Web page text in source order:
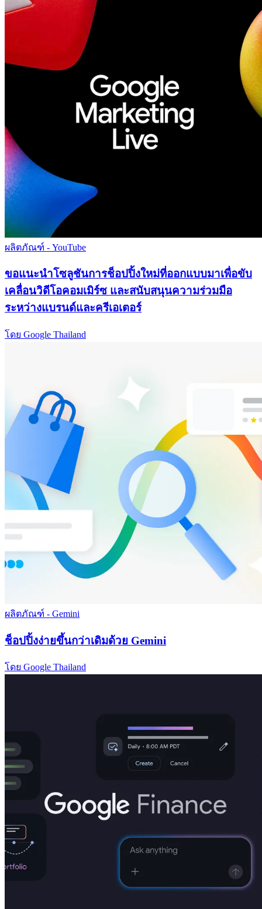
ผลิตภัณฑ์ - YouTube
ขอแนะนำโซลูชันการช็อปปิ้งใหม่ที่ออกแบบมาเพื่อขับ
เคลื่อนวิดีโอคอมเมิร์ซ และสนับสนุนความร่วมมือ
ระหว่างแบรนด์และครีเอเตอร์
โดย Google Thailand
ผลิตภัณฑ์ - Gemini
ช็อปปิ้งง่ายขึ้นกว่าเดิมด้วย Gemini
โดย Google Thailand